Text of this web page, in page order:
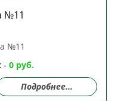
№11
- 0 руб.
Подробнее...